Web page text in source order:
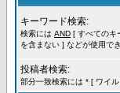
キーワード検索:
検索には AND [ すべてのキ
を含まない ] などが使用で
投稿者検索:
部分一致検索には * [ ワイ